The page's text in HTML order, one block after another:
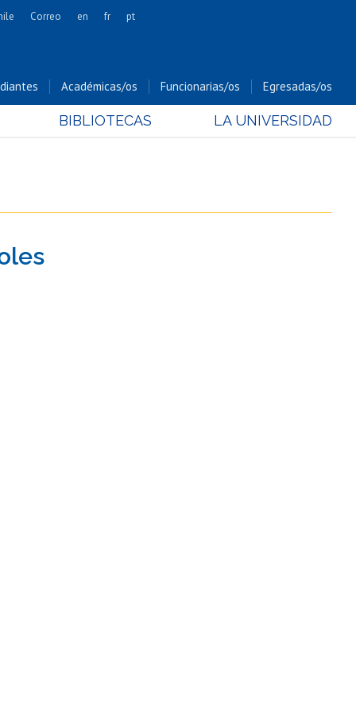
Cs. Forestales y Conservación
Cs. Sociales
Correo en fr pt
Académicas/os Funcionarias/os Egresadas/os
BIBLIOTECAS LA UNIVERSIDAD